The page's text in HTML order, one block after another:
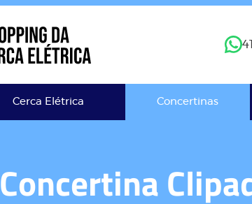
41
Cerca Elétrica Concertinas
Concertina